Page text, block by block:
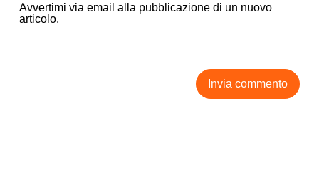
Avvertimi via email alla pubblicazione di un nuovo
articolo.